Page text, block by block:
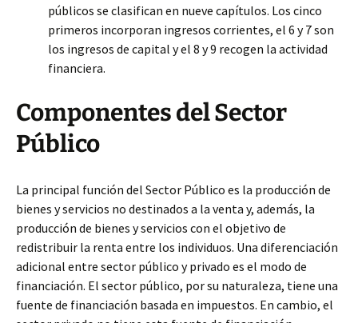
públicos se clasifican en nueve capítulos. Los cinco
primeros incorporan ingresos corrientes, el 6 y 7 son
los ingresos de capital y el 8 y 9 recogen la actividad
financiera.
Componentes del Sector
Público
La principal función del Sector Público es la producción de
bienes y servicios no destinados a la venta y, además, la
producción de bienes y servicios con el objetivo de
redistribuir la renta entre los individuos. Una diferenciación
adicional entre sector público y privado es el modo de
financiación. El sector público, por su naturaleza, tiene una
fuente de financiación basada en impuestos. En cambio, el